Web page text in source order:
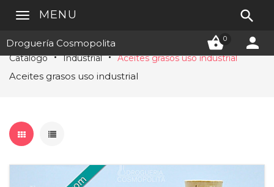
Droguería Cosmopolita 0 
MENU 
Catálogo Industrial Aceites grasos uso industrial
Aceites grasos uso industrial